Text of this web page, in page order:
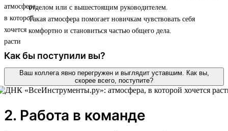
отделом или с вышестоящим руководителем.
Такая атмосфера помогает новичкам чувствовать себя
комфортно и становиться частью общего дела.
Как бы поступили вы?
Ваш коллега явно перегружен и выглядит уставшим. Как вы,
скорее всего, поступите?
2. Работа в команде